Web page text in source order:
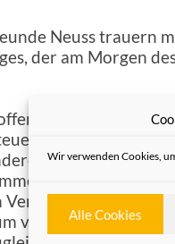
Wir verwenden Cookies,
Alle Cookies
Neuss trauern
der am Morgen
hat er bis zuletzt
war, gedacht. Mit
in der Sorge um
wieder dichtend
so
vortrug. Wer mit